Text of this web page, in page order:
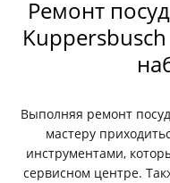
Ремонт
Выполняя ремонт
мастеру
инструментами,
сервисном центре.